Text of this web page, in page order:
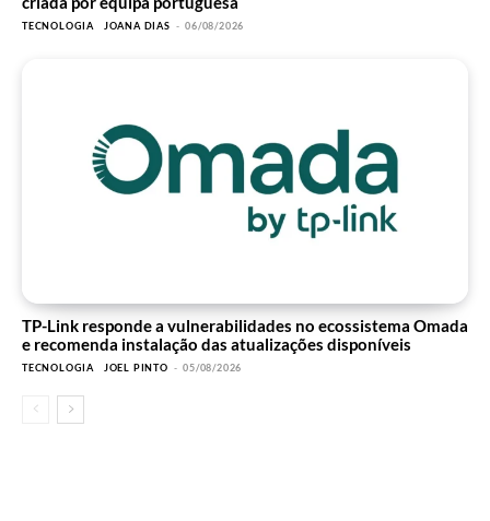
TECNOLOGIA JOANA DIAS - 06/08/2026
TP-Link responde a vulnerabilidades no ecossistema Omada
e recomenda instalação das atualizações disponíveis
TECNOLOGIA JOEL PINTO - 05/08/2026